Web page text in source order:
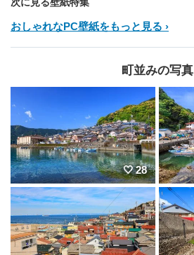
次に見る壁紙特集
おしゃれなPC壁紙をもっと見る
町並みの写真
28